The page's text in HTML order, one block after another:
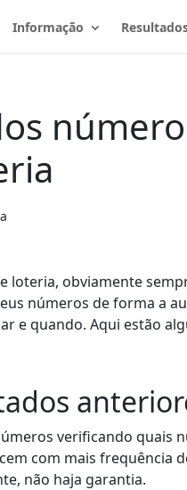
Informação
loteria, obviamente
números de forma a
e quando. Aqui estão
verificando quais
com mais frequência
não haja garantia.